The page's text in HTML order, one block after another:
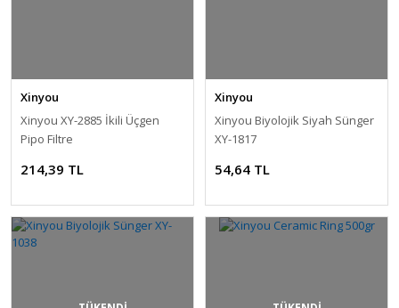
Xinyou
Xinyou XY-2885 İkili Üçgen
Pipo Filtre
214,39 TL
Xinyou
Xinyou Biyolojik Siyah Sünger
XY-1817
54,64 TL